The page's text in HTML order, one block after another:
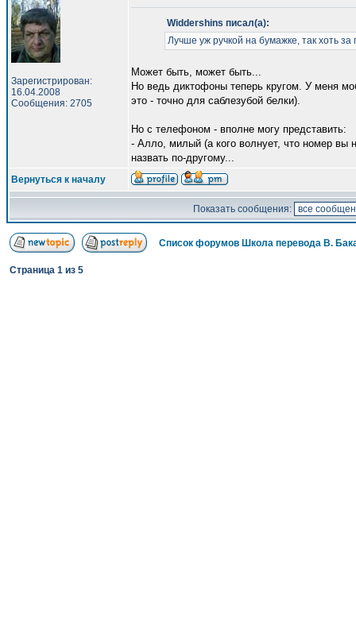
Зарегистрирован:
16.04.2008
Сообщения: 2705
Widdershins писал(а):
Лучше уж ручкой на бумажке, так хоть
Может быть, может быть...
Но ведь диктофоны теперь кругом. У меня
это - точно для саблезубой белки).
Но с телефоном - вполне могу представить:
- Алло, милый (а кого волнует, что номер вы
назвать по-другому...
Вернуться к началу
Показать сообщения:
Список форумов Школа перевода В.
Страница 1 из 5